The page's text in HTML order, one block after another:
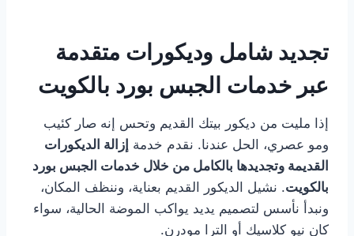
تجديد شامل وديكورات متقدمة
عبر خدمات الجبس بورد بالكويت
إذا مليت من ديكور بيتك القديم وتحس إنه صار كئيب
ومو عصري، الحل عندنا. نقدم خدمة إزالة الديكورات
القديمة وتجديدها بالكامل من خلال خدمات الجبس بورد
بالكويت. نشيل الديكور القديم بعناية، وننظف المكان،
ونبدأ نأسس لتصميم يديد يواكب الموضة الحالية، سواء
كان نيو كلاسيك أو الترا مودرن.